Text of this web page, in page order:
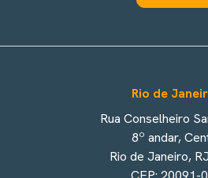
Rio de
Rua Conselheiro
8º andar,
Rio de Janeiro,